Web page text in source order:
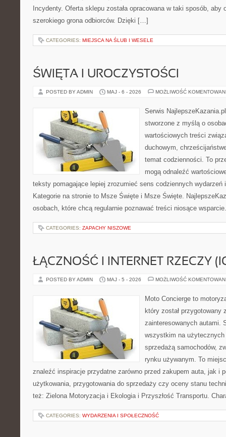
Incydenty. Oferta sklepu została opracowana w taki sposób, aby
szerokiego grona odbiorców. Dzięki […]
CATEGORIES: MIEJSCA NA ŚLUB I WESELE
ŚWIĘTA I UROCZYSTOŚCI
POSTED BY ADMIN MAJ - 6 - 2026 MOŻLIWOŚĆ
Serwis
stworzone z myślą o
wartościowych treści
duchowym,
temat codzienności. To
mogą odnaleźć
teksty pomagające lepiej zrozumieć sens codziennych wydarzeń
Kategorie na stronie to Msze Święte i Msze Święte.
osobach, które chcą regularnie poznawać treści niosące
CATEGORIES: ZAPACHY NISZOWE
ŁĄCZNOŚĆ I INTERNET RZECZY
POSTED BY ADMIN MAJ - 5 - 2026 MOŻLIWOŚĆ
Moto Concierge to
który został przygotowany
zainteresowanych autami.
wszystkim na
sprzedażą samochodów,
rynku używanym. To
znaleźć inspiracje przydatne zarówno przed zakupem auta, jak i
użytkowania, przygotowania do sprzedaży czy oceny stanu
też: Zielona Motoryzacja i Ekologia i Przyszłość Transportu.
CATEGORIES: WYDARZENIA I SPOŁECZNOŚĆ